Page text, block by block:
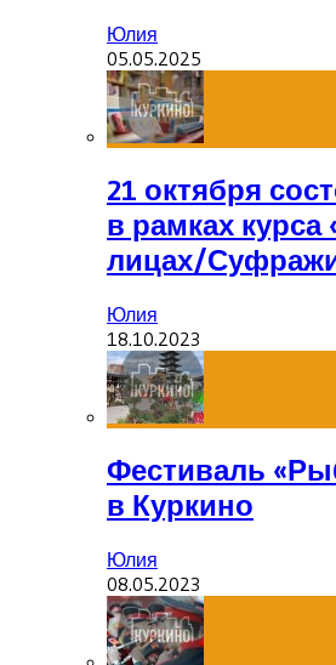
Юлия
05.05.2025
21 октября
в рамках
лицах/
Юлия
18.10.2023
Фестиваль
в Куркино
Юлия
08.05.2023